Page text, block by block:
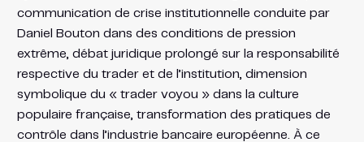
communication de crise institutionnelle conduite par
Daniel Bouton dans des conditions de pression
extrême, débat juridique prolongé sur la responsabilité
respective du trader et de l’institution, dimension
symbolique du « trader voyou » dans la culture
populaire française, transformation des pratiques de
contrôle dans l’industrie bancaire européenne. À ce